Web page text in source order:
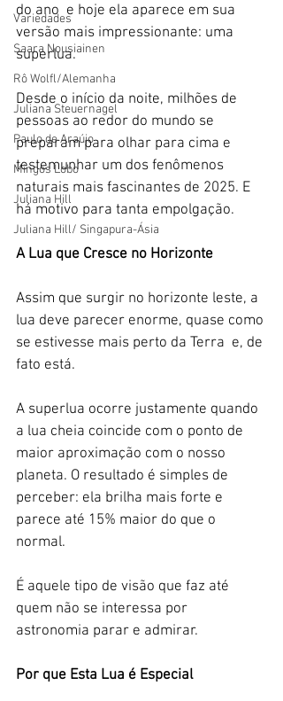
Variedades
Saara Nousiainen
Rô Wolfl/Alemanha
Juliana Steuernagel
Paulo de Araújo
Mingos Lobo
Juliana Hill
Juliana Hill/ Singapura-Ásia
do ano  e hoje ela aparece em sua
versão mais impressionante: uma
superlua.
Desde o início da noite, milhões de
pessoas ao redor do mundo se
preparam para olhar para cima e
testemunhar um dos fenômenos
naturais mais fascinantes de 2025. E
há motivo para tanta empolgação.
A Lua que Cresce no Horizonte
Assim que surgir no horizonte leste, a
lua deve parecer enorme, quase como
se estivesse mais perto da Terra  e, de
fato está.
A superlua ocorre justamente quando
a lua cheia coincide com o ponto de
maior aproximação com o nosso
planeta. O resultado é simples de
perceber: ela brilha mais forte e
parece até 15% maior do que o
normal.
É aquele tipo de visão que faz até
quem não se interessa por
astronomia parar e admirar.
Por que Esta Lua é Especial